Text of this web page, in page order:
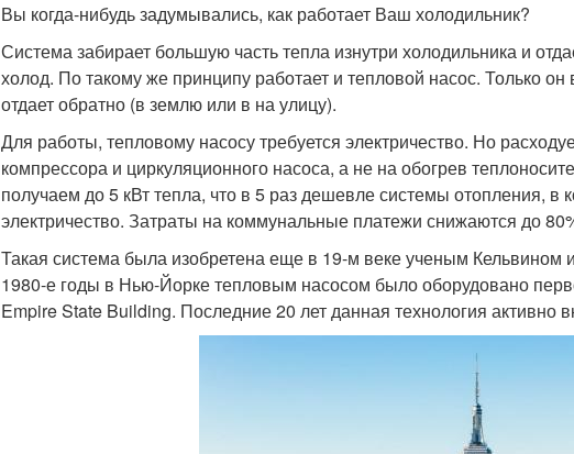
Вы когда-нибудь задумывались, как работает Ваш холодильник?
Система забирает большую часть тепла изнутри холодильника и
холод. По такому же принципу работает и тепловой насос. Только
отдает обратно (в землю или в на улицу).
Для работы, тепловому насосу требуется электричество. Но
компрессора и циркуляционного насоса, а не на обогрев
получаем до 5 кВт тепла, что в 5 раз дешевле системы отопления, в
электричество. Затраты на коммунальные платежи снижаются до
Такая система была изобретена еще в 19-м веке ученым Кельвином
1980-е годы в Нью-Йорке тепловым насосом было оборудовано
Empire State Building. Последние 20 лет данная технология активно